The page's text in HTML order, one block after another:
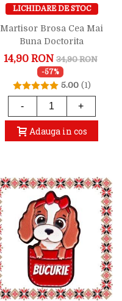
LICHIDARE DE STOC
Martisor Brosa Cea Mai
Buna Doctorita
14,90 RON 34,90 RON
-57%
5.00 (1)
- +
Adauga in cos